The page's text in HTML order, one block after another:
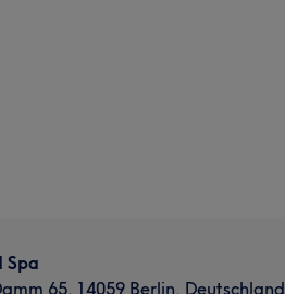
Spa
65, 14059 Berlin, Deutschland